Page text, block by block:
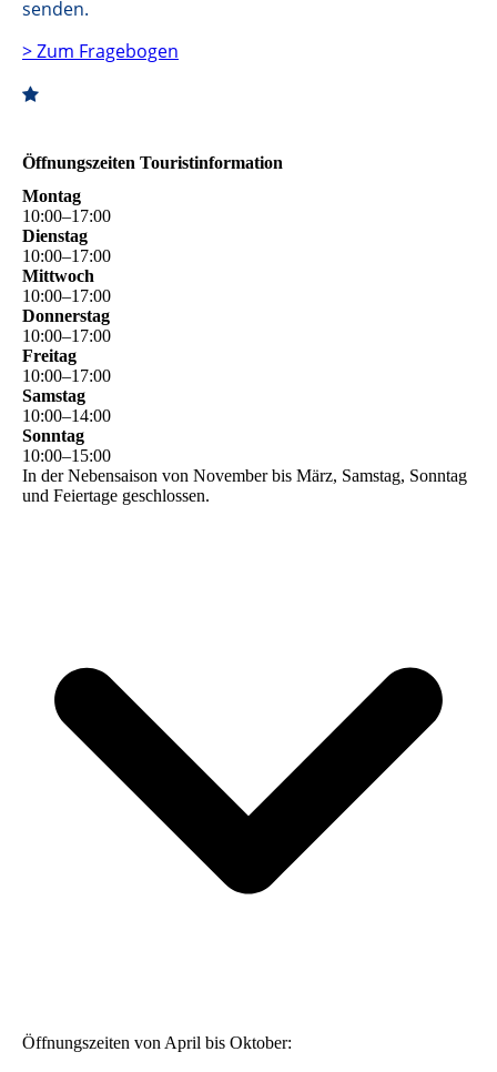
senden.
> Zum Fragebogen
Öffnungszeiten Touristinformation
Montag
10:00–17:00
Dienstag
10:00–17:00
Mittwoch
10:00–17:00
Donnerstag
10:00–17:00
Freitag
10:00–17:00
Samstag
10:00–14:00
Sonntag
10:00–15:00
In der Nebensaison von November bis März, Samstag, Sonntag
und Feiertage geschlossen.
Öffnungszeiten von April bis Oktober: